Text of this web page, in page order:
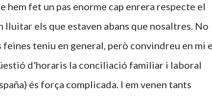
hem fet un pas enorme cap enrera respecte el
lluitar els que estaven abans que nosaltres. No
feines teniu en general, però convindreu en mi
d'horaris la conciliació familiar i laboral
és força complicada. I em venen tants